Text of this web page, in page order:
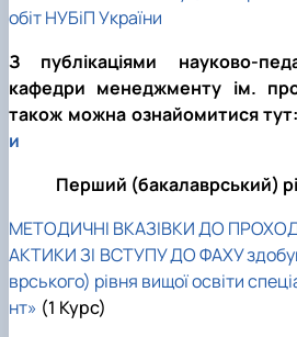
обіт НУБіП України
З публікаціями науково-
кафедри менеджменту ім.
також можна ознайомитися
и
Перший (бакалаврський)
МЕТОДИЧНІ ВКАЗІВКИ ДО
АКТИКИ ЗІ ВСТУПУ ДО ФАХУ
врського) рівня вищої освіти
нт» (1 Курс)